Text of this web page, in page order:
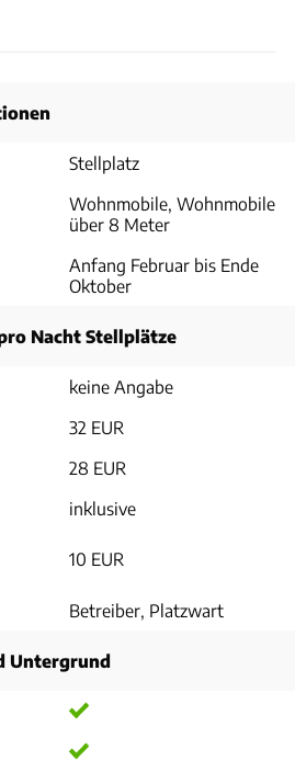
Stellplatz
Wohnmobile, Wohnmobile
über 8 Meter
Anfang Februar bis Ende
Oktober
Nacht Stellplätze
keine Angabe
32 EUR
28 EUR
inklusive
10 EUR
Betreiber, Platzwart
Untergrund